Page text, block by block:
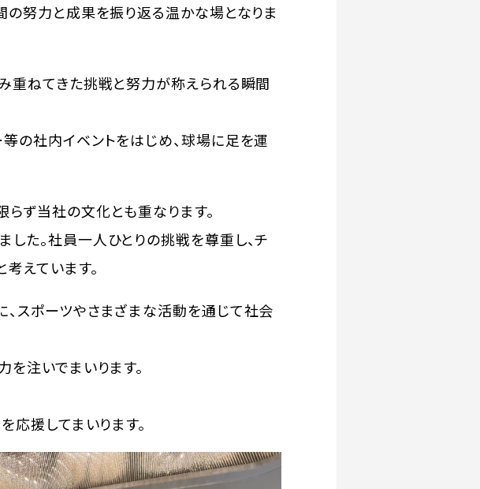
の努力と成果を振り返る温かな場となりま
重ねてきた挑戦と努力が称えられる瞬間
の社内イベントをはじめ、球場に足を運
ず当社の文化とも重なります。
た。社員一人ひとりの挑戦を尊重し、チ
えています。
スポーツやさまざまな活動を通じて社会
を注いでまいります。
援してまいります。